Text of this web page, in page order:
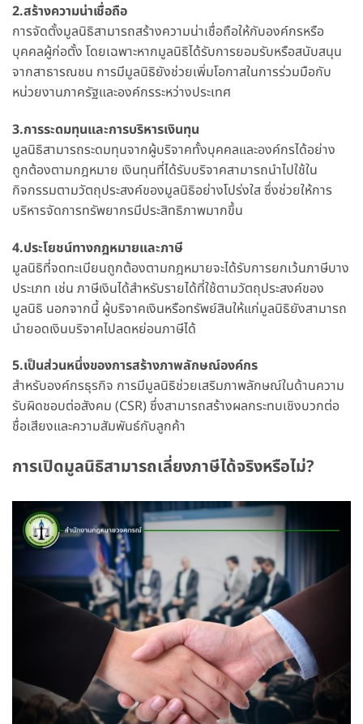
2.สร้างความน่าเชื่อถือ
การจัดตั้งมูลนิธิสามารถสร้างความน่าเชื่อถือให้กับองค์กรหรือ
บุคคลผู้ก่อตั้ง โดยเฉพาะหากมูลนิธิได้รับการยอมรับหรือสนับสนุน
จากสาธารณชน การมีมูลนิธิยังช่วยเพิ่มโอกาสในการร่วมมือกับ
หน่วยงานภาครัฐและองค์กรระหว่างประเทศ
3.การระดมทุนและการบริหารเงินทุน
มูลนิธิสามารถระดมทุนจากผู้บริจาคทั้งบุคคลและองค์กรได้อย่าง
ถูกต้องตามกฎหมาย เงินทุนที่ได้รับบริจาคสามารถนำไปใช้ใน
กิจกรรมตามวัตถุประสงค์ของมูลนิธิอย่างโปร่งใส ซึ่งช่วยให้การ
บริหารจัดการทรัพยากรมีประสิทธิภาพมากขึ้น
4.ประโยชน์ทางกฎหมายและภาษี
มูลนิธิที่จดทะเบียนถูกต้องตามกฎหมายจะได้รับการยกเว้นภาษีบาง
ประเภท เช่น ภาษีเงินได้สำหรับรายได้ที่ใช้ตามวัตถุประสงค์ของ
มูลนิธิ นอกจากนี้ ผู้บริจาคเงินหรือทรัพย์สินให้แก่มูลนิธิยังสามารถ
นำยอดเงินบริจาคไปลดหย่อนภาษีได้
5.เป็นส่วนหนึ่งของการสร้างภาพลักษณ์องค์กร
สำหรับองค์กรธุรกิจ การมีมูลนิธิช่วยเสริมภาพลักษณ์ในด้านความ
รับผิดชอบต่อสังคม (CSR) ซึ่งสามารถสร้างผลกระทบเชิงบวกต่อ
ชื่อเสียงและความสัมพันธ์กับลูกค้า
การเปิดมูลนิธิสามารถเลี่ยงภาษีได้จริงหรือไม่?